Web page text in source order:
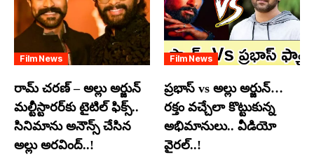
Film News
రామ్ చరణ్ – అల్లు అర్జున్
మల్టీస్టారర్​కు టైటిల్ ఫిక్స్..
సినిమాను అనౌన్స్ చేసిన
అల్లు అరవింద్..!
Film News
ప్రభాస్ vs అల్లు అర్జున్…
రక్తం వచ్చేలా కొట్టుకున్న
అభిమానులు.. వీడియో
వైరల్..!